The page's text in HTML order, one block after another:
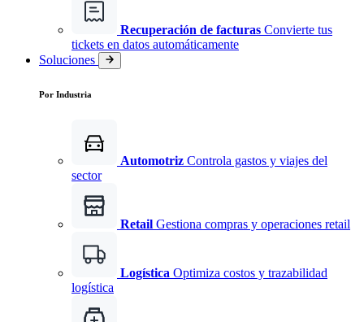
Recuperación de facturas Convierte tus
tickets en datos automáticamente
Soluciones
Por Industria
Automotriz Controla gastos y viajes del
sector
Retail Gestiona compras y operaciones retail
Logística Optimiza costos y trazabilidad
logística